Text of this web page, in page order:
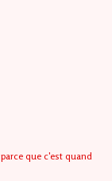
que c'est quand